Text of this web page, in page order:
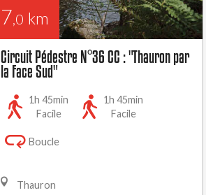
7,0 km
Circuit Pédestre N°36 CC : "Thauron par
la Face Sud"
1h 45min
Facile
1h 45min
Facile
Boucle
Thauron